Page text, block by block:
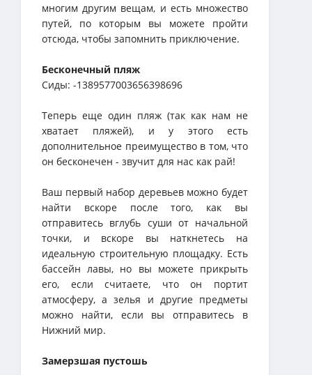
многим другим вещам, и есть множество
путей, по которым вы можете пройти
отсюда, чтобы запомнить приключение.
Бесконечный пляж
Сиды: -1389577003656398696
Теперь еще один пляж (так как нам не
хватает пляжей), и у этого есть
дополнительное преимущество в том, что
он бесконечен - звучит для нас как рай!
Ваш первый набор деревьев можно будет
найти вскоре после того, как вы
отправитесь вглубь суши от начальной
точки, и вскоре вы наткнетесь на
идеальную строительную площадку. Есть
бассейн лавы, но вы можете прикрыть
его, если считаете, что он портит
атмосферу, а зелья и другие предметы
можно найти, если вы отправитесь в
Нижний мир.
Замерзшая пустошь